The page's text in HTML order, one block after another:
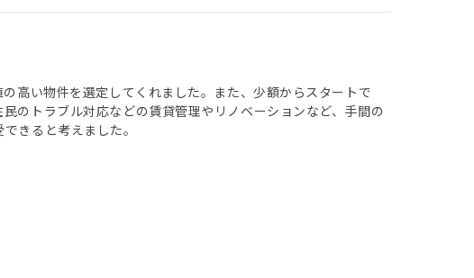
高い物件を選定してくれました。 また、少額からスタートで
のトラブル対応などの賃貸管理やリノベーションなど、手間の
きると考えました。